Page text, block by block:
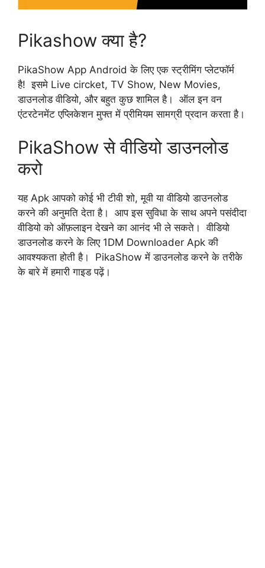
Pikashow क्या है?
PikaShow App Android के लिए एक स्ट्रीमिंग प्लेटफॉर्म
है! इसमे Live circket, TV Show, New Movies,
डाउनलोड वीडियो, और बहुत कुछ शामिल है। ऑल इन वन
एंटरटेनमेंट एप्लिकेशन मुफ्त में प्रीमियम सामग्री प्रदान करता है।
PikaShow से वीडियो डाउनलोड
करो
यह Apk आपको कोई भी टीवी शो, मूवी या वीडियो डाउनलोड
करने की अनुमति देता है। आप इस सुविधा के साथ अपने पसंदीदा
वीडियो को ऑफ़लाइन देखने का आनंद भी ले सकते। वीडियो
डाउनलोड करने के लिए 1DM Downloader Apk की
आवश्यकता होती है। PikaShow में डाउनलोड करने के तरीके
के बारे में हमारी गाइड पढ़ें।